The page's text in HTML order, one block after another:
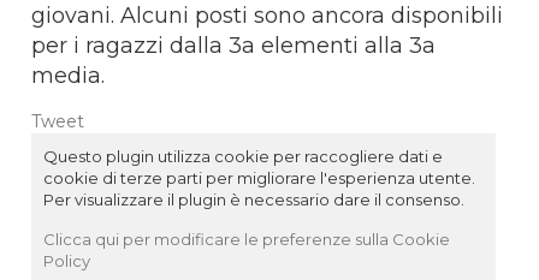
giovani. Alcuni posti sono ancora disponibili
per i ragazzi dalla 3a elementi alla 3a
media.
Tweet
Questo plugin utilizza cookie per raccogliere dati e
cookie di terze parti per migliorare l'esperienza utente.
Per visualizzare il plugin è necessario dare il consenso.
Clicca qui per modificare le preferenze sulla Cookie
Policy